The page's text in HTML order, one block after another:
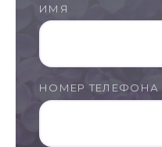
ИМЯ
НОМЕР ТЕЛЕФОНА